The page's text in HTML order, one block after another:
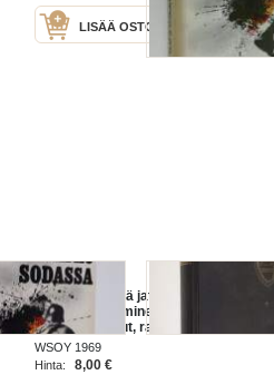
LISÄÄ OSTOSKORIIN
Tykinjyskeessä jatkosodassa :
Suomen joutuminen jatkosotaan,
käydyt taistelut, rauha, vaaran
vuodet ja nykypäivä tykkimiehen
näkökulmasta
WSOY 1969
Hinta:
8,00 €